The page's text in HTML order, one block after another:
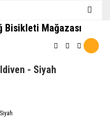
Bisikleti Mağazası
- Siyah